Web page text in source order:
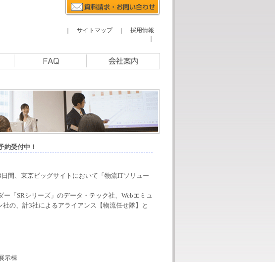
サイトマップ｜ 採用情報
約受付中！
間、東京ビッグサイトにおいて「物流ITソリュー
ー「SRシリーズ」のデータ・テック社、Webエミュ
社の、計3社によるアライアンス【物流任せ隊】と
示棟